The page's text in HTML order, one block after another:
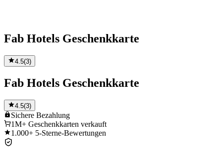
Fab Hotels Geschenkkarte
4.5(3)
Fab Hotels Geschenkkarte
4.5(3)
Sichere Bezahlung
1M+ Geschenkkarten verkauft
1.000+ 5-Sterne-Bewertungen